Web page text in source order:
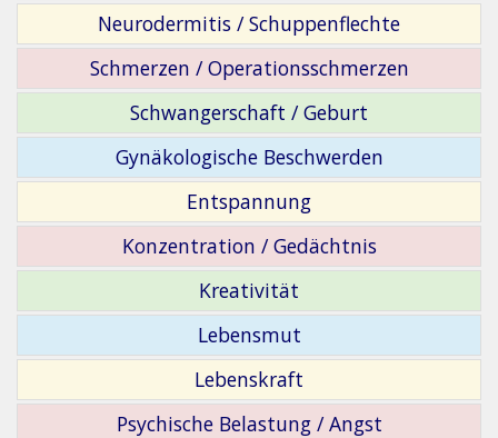
Neurodermitis / Schuppenflechte
Schmerzen / Operationsschmerzen
Schwangerschaft / Geburt
Gynäkologische Beschwerden
Entspannung
Konzentration / Gedächtnis
Kreativität
Lebensmut
Lebenskraft
Psychische Belastung / Angst